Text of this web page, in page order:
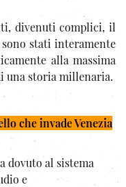
divenuti complici, il
stati interamente
alla massima
una storia millenaria.
che invade Venezia
dovuto al sistema
e